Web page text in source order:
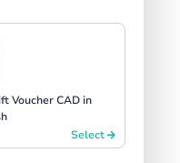
Voucher CAD in
Select